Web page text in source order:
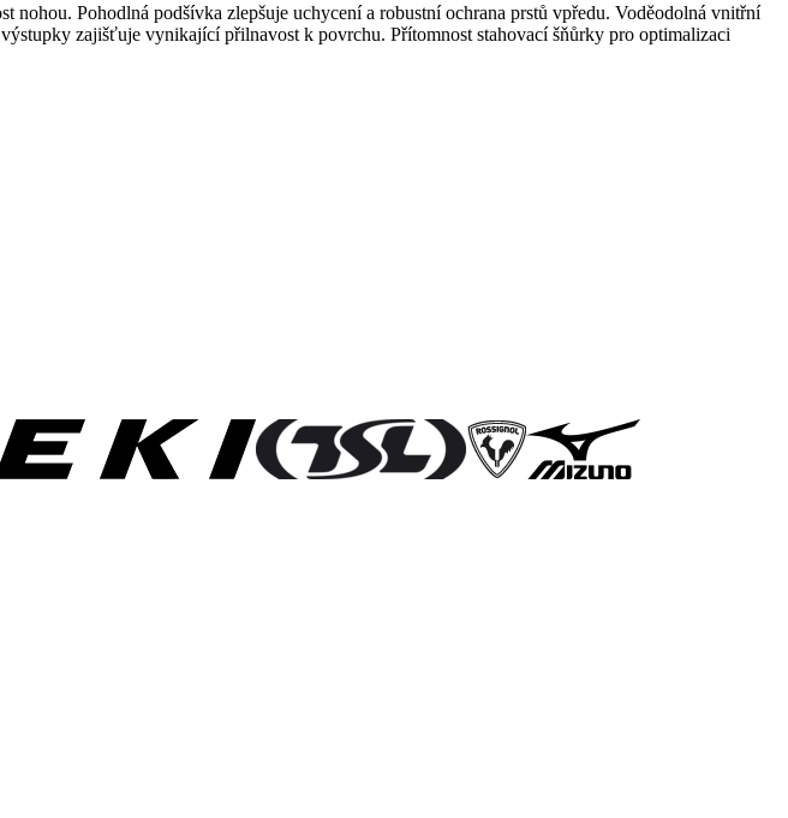
Pohodlná podšívka zlepšuje uchycení a robustní ochrana prstů vpředu. Voděodolná vnitřní
zajišťuje vynikající přilnavost k povrchu. Přítomnost stahovací šňůrky pro optimalizaci